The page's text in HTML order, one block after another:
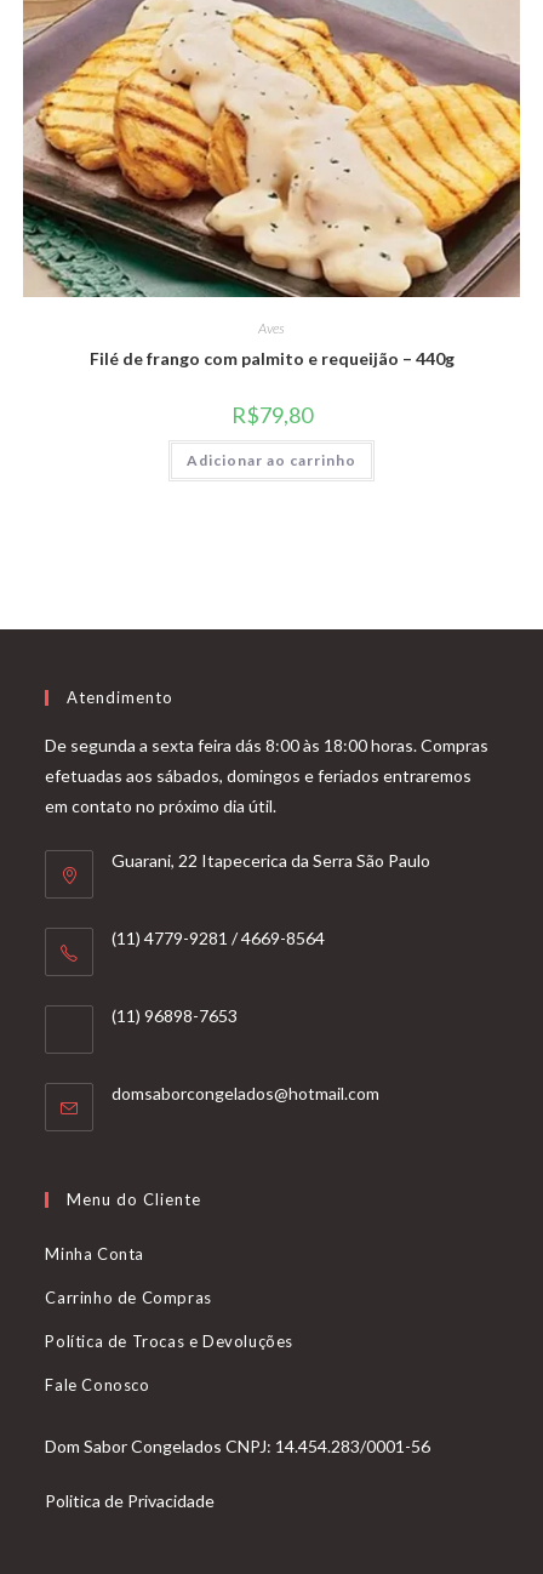
Aves
Filé de frango com palmito e requeijão – 440g
R$79,80
Adicionar ao carrinho
Atendimento
De segunda a sexta feira dás 8:00 às 18:00 horas. Compras
efetuadas aos sábados, domingos e feriados entraremos
em contato no próximo dia útil.
Guarani, 22 Itapecerica da Serra São Paulo
(11) 4779-9281 / 4669-8564
(11) 96898-7653
domsaborcongelados@hotmail.com
Menu do Cliente
Minha Conta
Carrinho de Compras
Política de Trocas e Devoluções
Fale Conosco
Dom Sabor Congelados CNPJ: 14.454.283/0001-56
Politica de Privacidade